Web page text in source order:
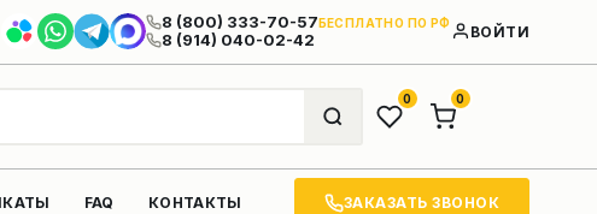
8 (800) 333-70-57БЕСПЛАТНО ПО РФ
8 (914) 040-02-42 ВОЙТИ
0 0
FAQ КОНТАКТЫ ЗАКАЗАТЬ ЗВОНОК